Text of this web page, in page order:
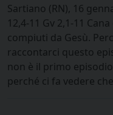
Sartiano (RN), 16
12,4-11 Gv 2,1-11
compiuti da Gesù.
raccontarci questo
non è il primo
perché ci fa vedere